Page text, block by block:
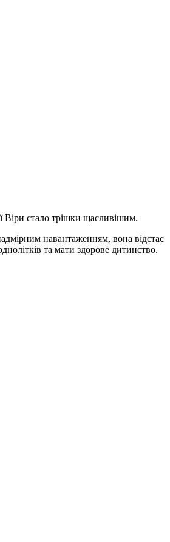
Віри стало трішки щасливішим.
навантаженням, вона відстає
та мати здорове дитинство.